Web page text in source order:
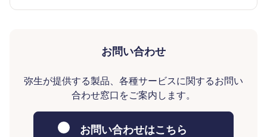
お問い合わせ
弥生が提供する製品、各種サービスに関するお問い
合わせ窓口をご案内します。
お問い合わせはこちら